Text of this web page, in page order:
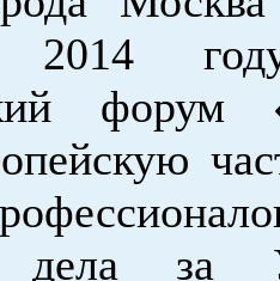
форум
дела за